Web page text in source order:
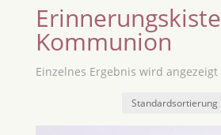
Erinnerungskiste
Kommunion
Einzelnes Ergebnis wird angezeigt